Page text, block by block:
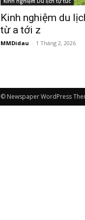
Kinh nghiệm du
từ a tới z
MMDidau - 1 Tháng 2, 2026
© Newspaper WordPress